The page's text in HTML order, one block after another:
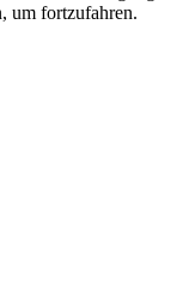
um fortzufahren.